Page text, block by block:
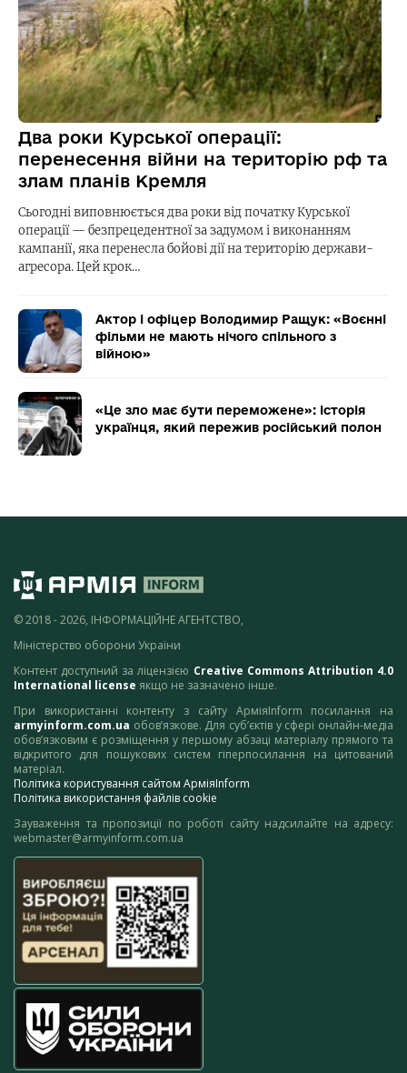
Два роки Курської операції:
перенесення війни на територію рф та
злам планів Кремля
Сьогодні виповнюється два роки від початку Курської
операції — безпрецедентної за задумом і виконанням
кампанії, яка перенесла бойові дії на територію держави-
агресора. Цей крок…
Актор і офіцер Володимир Ращук: «Воєнні
фільми не мають нічого спільного з
війною»
«Це зло має бути переможене»: історія
українця, який пережив російський полон
© 2018 - 2026, ІНФОРМАЦІЙНЕ АГЕНТСТВО,
Міністерство оборони України
Контент доступний за ліцензією Creative Commons Attribution 4.0
International license якщо не зазначено інше.
При використанні контенту з сайту АрміяInform посилання на
armyinform.com.ua обов’язкове. Для суб’єктів у сфері онлайн-медіа
обов’язковим є розміщення у першому абзаці матеріалу прямого та
відкритого для пошукових систем гіперпосилання на цитований
матеріал.
Політика користування сайтом АрміяInform
Політика використання файлів cookie
Зауваження та пропозиції по роботі сайту надсилайте на адресу:
webmaster@armyinform.com.ua